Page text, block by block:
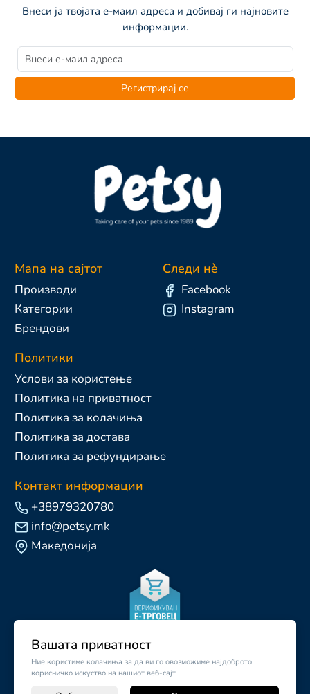
Вашата приватност
Ние користиме колачиња за да ви го овозможиме најдоброто
корисничко искуство на нашиот веб-сајт
Внеси ја твојата е-маил адреса и добивај ги најновите
информации.
Регистрирај се
Мапа на сајтот
Производи
Категории
Брендови
Политики
Услови за користење
Политика на приватност
Политика за колачиња
Политика за достава
Политика за рефундирање
Контакт информации
+38979320780
info@petsy.mk
Македонија
Следи нè
Facebook
Instagram